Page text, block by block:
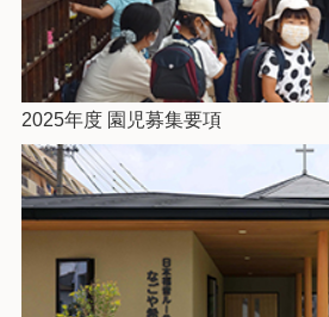
2025年度 園児募集要項